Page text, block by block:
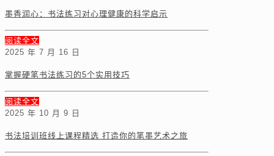
墨香润心：书法练习对心理健康的科学启示
阅读全文
2025 年 7 月 16 日
掌握硬笔书法练习的5个实用技巧
阅读全文
2025 年 10 月 9 日
书法培训班线上课程精选 打造你的笔墨艺术之旅